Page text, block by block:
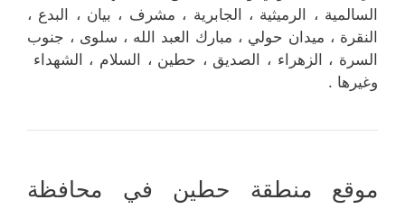
السالمية ، الرميثية ، الجابرية ، مشرف ، بيان ، البدع ،
النقرة ، ميدان حولي ، مبارك العبد الله ، سلوى ، جنوب
السرة ، الزهراء ، الصديق ، حطين ، السلام ، الشهداء
وغيرها .
موقع منطقة حطين في محافظة